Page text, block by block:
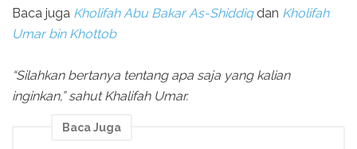
Baca juga Kholifah Abu Bakar As-Shiddiq dan Kholifah
Umar bin Khottob
“Silahkan bertanya tentang apa saja yang kalian
inginkan,” sahut Khalifah Umar.
Baca Juga